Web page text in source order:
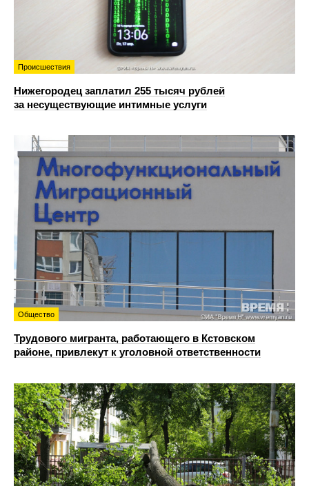
Происшествия
Нижегородец заплатил 255 тысяч рублей
за несуществующие интимные услуги
Общество
Трудового мигранта, работающего в Кстовском
районе, привлекут к уголовной ответственности